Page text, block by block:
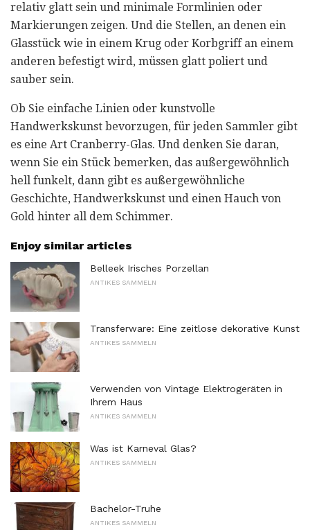
relativ glatt sein und minimale Formlinien oder
Markierungen zeigen. Und die Stellen, an denen ein
Glasstück wie in einem Krug oder Korbgriff an einem
anderen befestigt wird, müssen glatt poliert und
sauber sein.
Ob Sie einfache Linien oder kunstvolle
Handwerkskunst bevorzugen, für jeden Sammler gibt
es eine Art Cranberry-Glas. Und denken Sie daran,
wenn Sie ein Stück bemerken, das außergewöhnlich
hell funkelt, dann gibt es außergewöhnliche
Geschichte, Handwerkskunst und einen Hauch von
Gold hinter all dem Schimmer.
Enjoy similar articles
Belleek Irisches Porzellan
ANTIKES SAMMELN
Transferware: Eine zeitlose dekorative Kunst
ANTIKES SAMMELN
Verwenden von Vintage Elektrogeräten in
Ihrem Haus
ANTIKES SAMMELN
Was ist Karneval Glas?
ANTIKES SAMMELN
Bachelor-Truhe
ANTIKES SAMMELN